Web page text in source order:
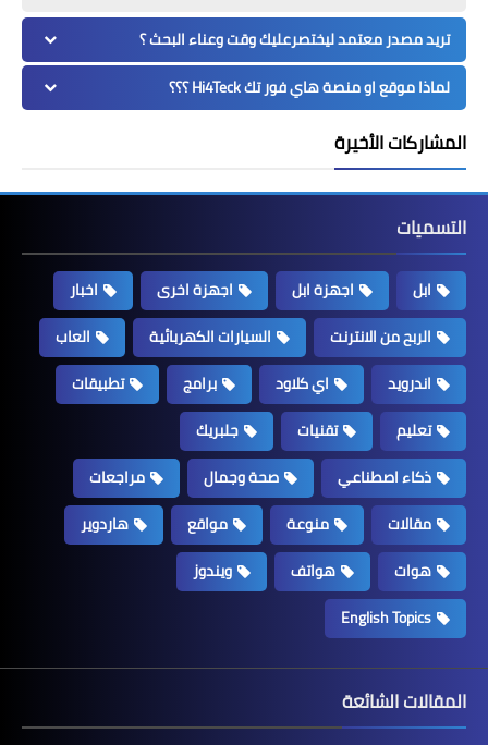
تريد مصدر معتمد ليختصرعليك وقت وعناء البحث ؟
لماذا موقع او منصة هاي فور تك Hi4Teck ؟؟؟
المشاركات الأخيرة
التسميات
ابل اجهزة ابل اجهزة اخرى
اخبار
الربح من الانترنت
السيارات الكهربائية
العاب
اندرويد
اي كلاود برامج
تطبيقات
تعليم
تقنيات
جلبريك
ذكاء اصطناعي
صحة وجمال
مراجعات
مقالات
منوعة مواقع
هاردوير
هوات
هواتف
ويندوز
English Topics
المقالات الشائعة